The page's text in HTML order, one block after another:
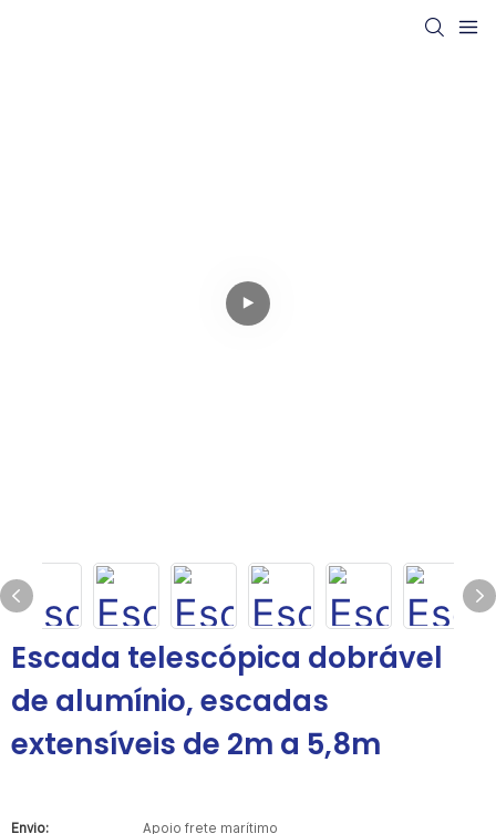
Escada telescópica dobrável
de alumínio, escadas
extensíveis de 2m a 5,8m
Envio: Apoio frete marítimo